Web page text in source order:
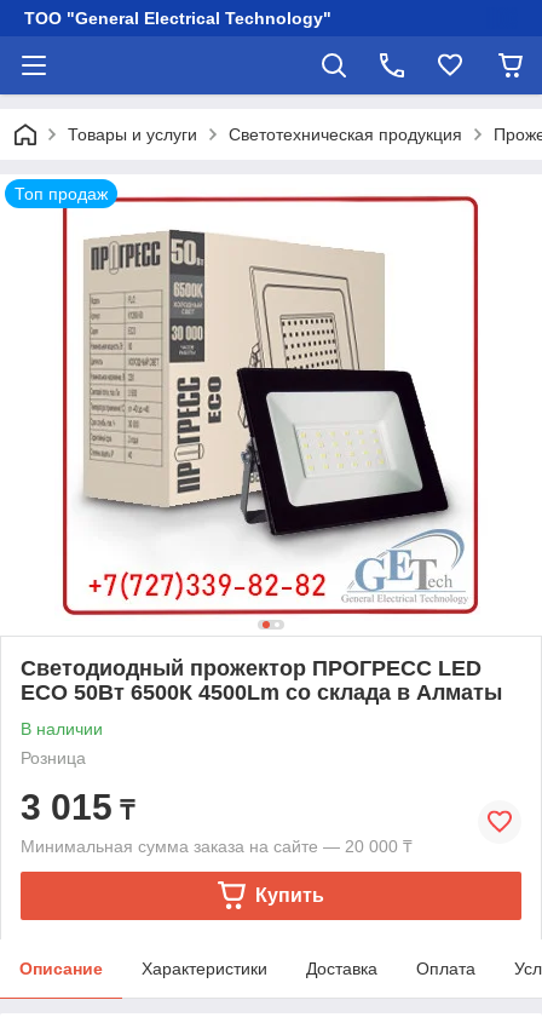
ТОО "General Electrical Technology"
Товары и услуги Светотехническая продукция
Топ продаж
Светодиодный прожектор ПРОГРЕСС LED
ECO 50Вт 6500К 4500Lm со склада в Алматы
В наличии
Розница
3 015 ₸
Минимальная сумма заказа на сайте — 20 000 ₸
Купить
Описание Характеристики Доставка Оплата